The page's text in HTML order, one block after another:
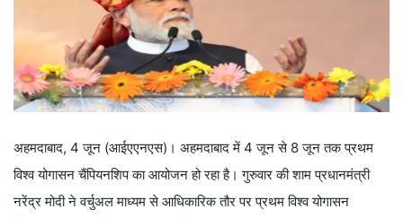
अहमदाबाद, 4 जून (आईएएनएस)। अहमदाबाद में 4 जून से 8 जून तक प्रथम
विश्व योगासन चैंपियनशिप का आयोजन हो रहा है। गुरुवार की शाम प्रधानमंत्री
नरेंद्र मोदी ने वर्चुअल माध्यम से आधिकारिक तौर पर प्रथम विश्व योगासन